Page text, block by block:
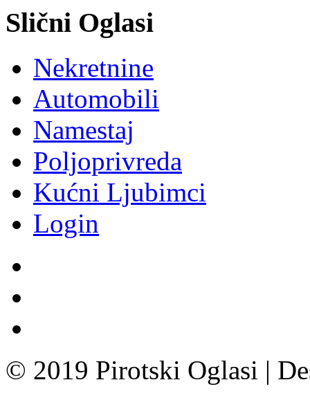
Slični Oglasi
Nekretnine
Automobili
Namestaj
Poljoprivreda
Kućni Ljubimci
Login
© 2019 Pirotski Oglasi |